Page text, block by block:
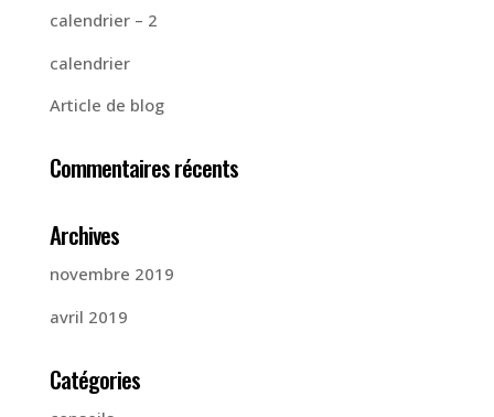
calendrier – 2
calendrier
Article de blog
Commentaires récents
Archives
novembre 2019
avril 2019
Catégories